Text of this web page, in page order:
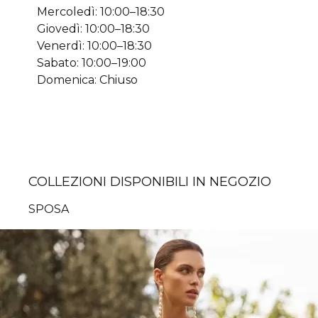
Mercoledì: 10:00–18:30
Giovedì: 10:00–18:30
Venerdì: 10:00–18:30
Sabato: 10:00–19:00
Domenica: Chiuso
COLLEZIONI DISPONIBILI IN NEGOZIO
SPOSA